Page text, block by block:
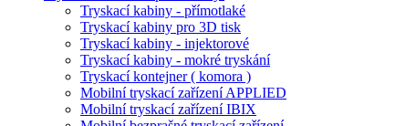
Tryskací kabiny - přímotlaké
Tryskací kabiny pro 3D tisk
Tryskací kabiny - injektorové
Tryskací kabiny - mokré tryskání
Tryskací kontejner ( komora )
Mobilní tryskací zařízení APPLIED
Mobilní tryskací zařízení IBIX